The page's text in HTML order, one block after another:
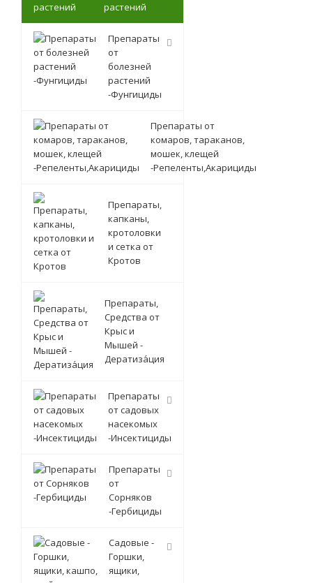
растений
Препараты
от
болезней
растений
-Фунгициды
Препараты от
комаров, тараканов,
мошек, клещей
-Репеленты,Акарициды
Препараты,
капканы,
кротоловки
и сетка от
Кротов
Препараты,
Средства от
Крыс и
Мышей -
Дератиза́ция
Препараты
от садовых
насекомых
-Инсектициды
Препараты
от
Сорняков
-Гербициды
Садовые -
Горшки,
ящики,